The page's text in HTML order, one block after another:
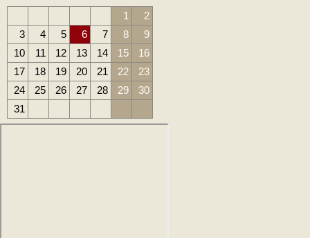
1
2
3
4 5 6 7 8
9
10
11 12 13 14 15
16
17
18 19 20 21 22
23
24
25 26 27 28 29
30
31